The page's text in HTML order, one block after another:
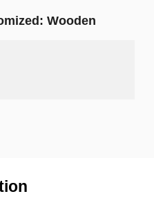
Wooden